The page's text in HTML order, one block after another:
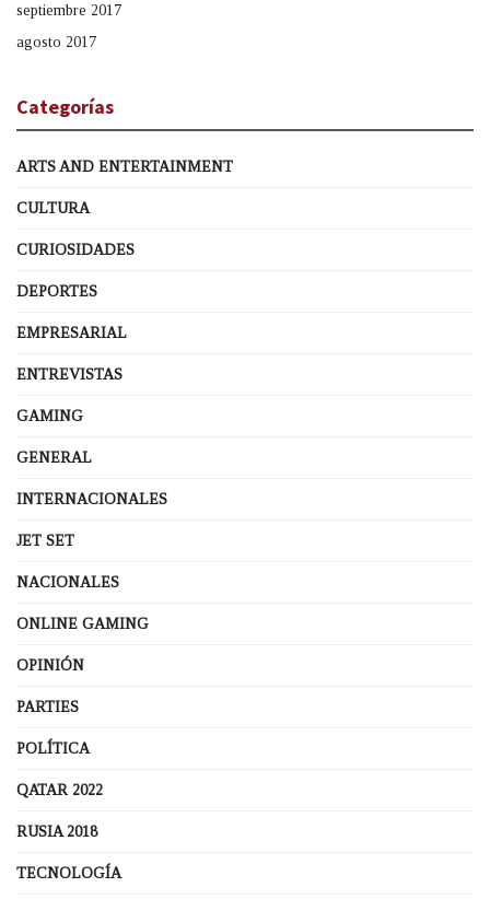
septiembre 2017
agosto 2017
Categorías
ARTS AND ENTERTAINMENT
CULTURA
CURIOSIDADES
DEPORTES
EMPRESARIAL
ENTREVISTAS
GAMING
GENERAL
INTERNACIONALES
JET SET
NACIONALES
ONLINE GAMING
OPINIÓN
PARTIES
POLÍTICA
QATAR 2022
RUSIA 2018
TECNOLOGÍA